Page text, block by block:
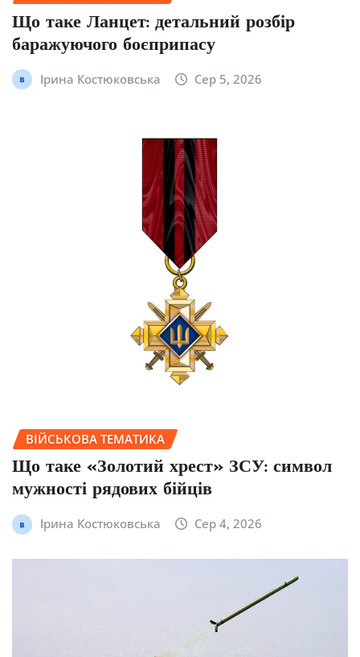
Що таке Ланцет: детальний розбір
баражуючого боєприпасу
Ірина Костюковська Сер 5, 2026
ВІЙСЬКОВА ТЕМАТИКА
Що таке «Золотий хрест» ЗСУ: символ
мужності рядових бійців
Ірина Костюковська Сер 4, 2026